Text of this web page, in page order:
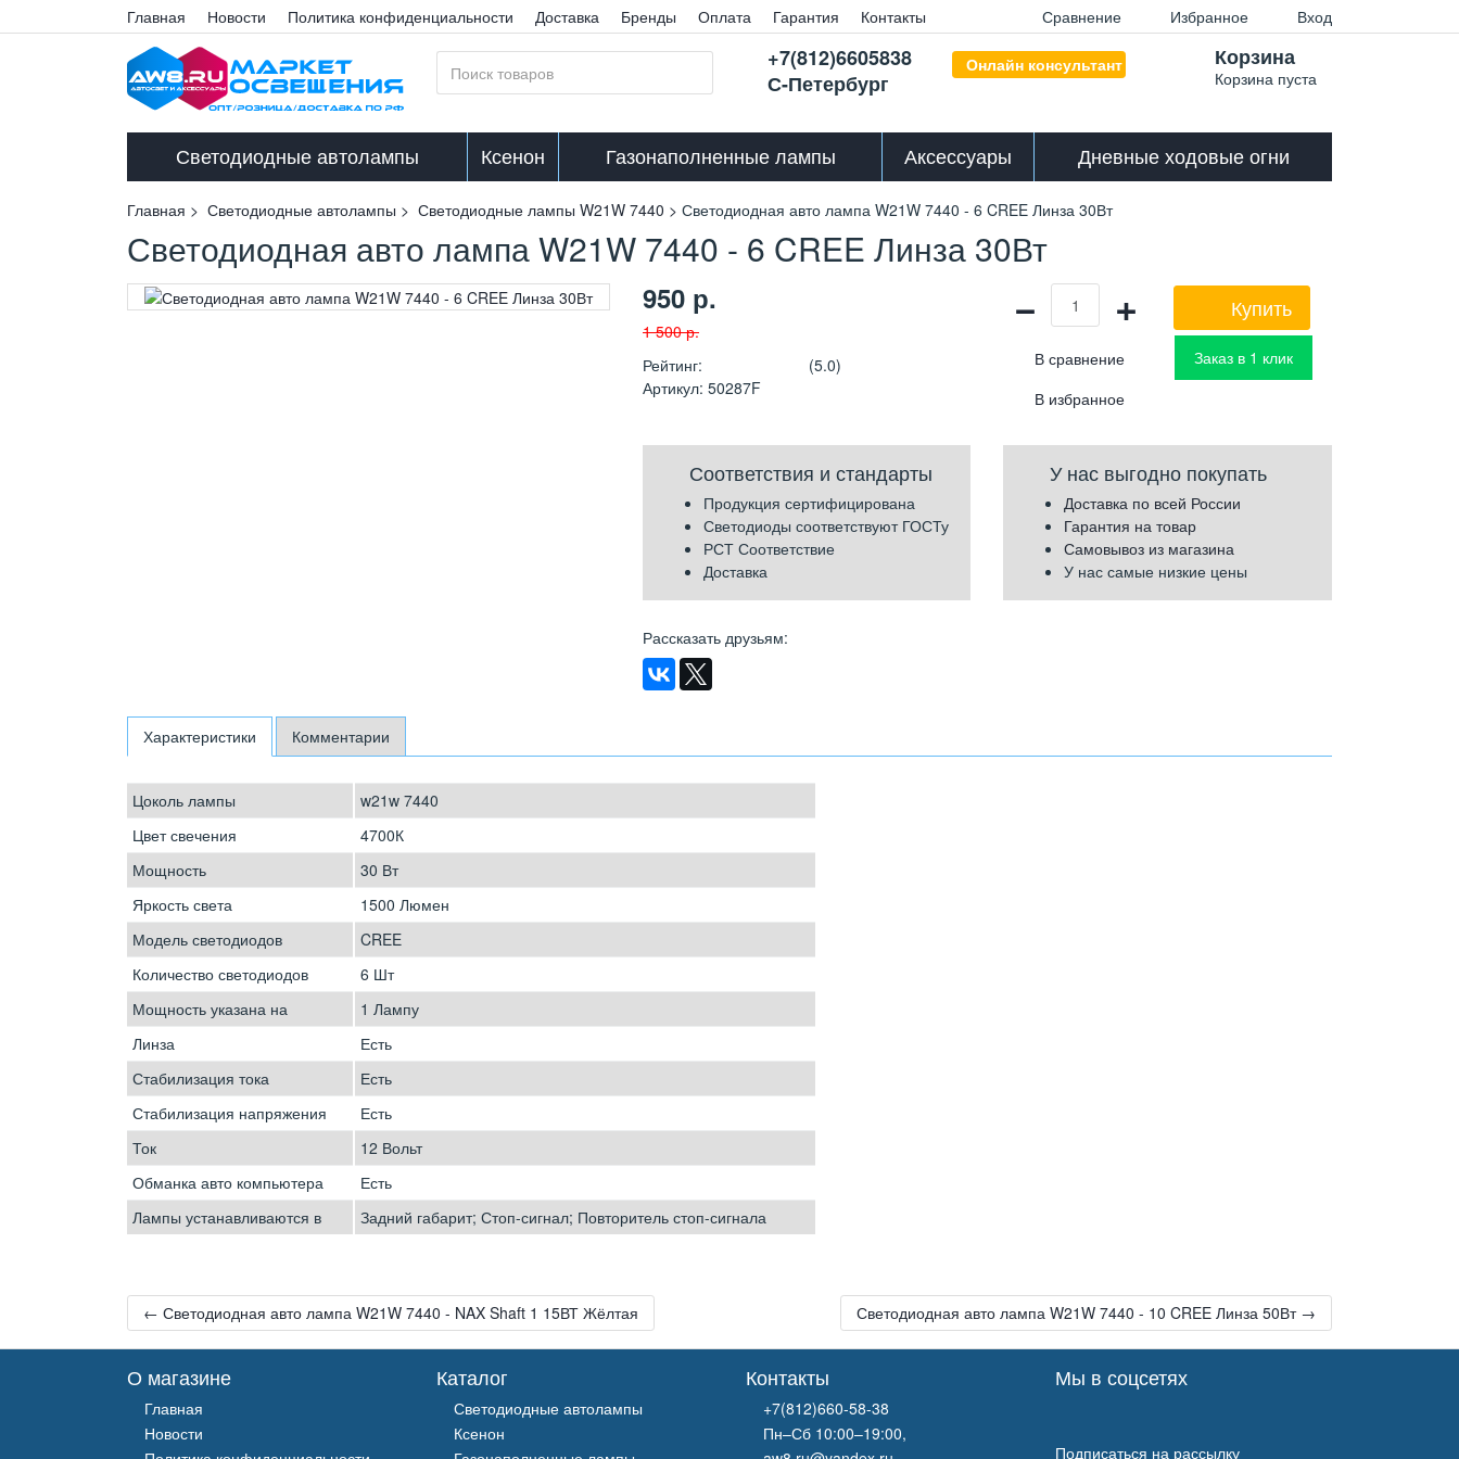
Главная Новости Политика конфиденциальности Доставка Бренды Оплата Гарантия Контакты Сравнение Избранное Вход
Корзина
Корзина пуста
+7(812)6605838
С-Петербург
Онлайн консультант
Светодиодные автолампы Ксенон Газонаполненные лампы Аксессуары Дневные ходовые огни
Главная Светодиодные автолампы Светодиодные лампы W21W 7440 Светодиодная авто лампа W21W 7440 - 6 CREE Линза 30Вт
Светодиодная авто лампа W21W 7440 - 6 CREE Линза 30Вт
950 р.
1 500р.
Рейтинг:
(5.0)
Артикул: 50287F
− + Купить
Заказ в 1 клик
Соответствия и стандарты
Продукция сертифицирована
Светодиоды соответствуют ГОСТу
РСТ Соответствие
Доставка
У нас выгодно покупать
Доставка по всей России
Гарантия на товар
Самовывоз из магазина
У нас самые низкие цены
Рассказать друзьям:
Характеристики Комментарии
Цоколь лампы
w21w 7440
Цвет свечения
4700К
Мощность
30 Вт
Яркость света
1500 Люмен
Модель светодиодов
CREE
Количество светодиодов
6 Шт
Мощность указана на
1 Лампу
Линза
Есть
Стабилизация тока
Есть
Стабилизация напряжения
Есть
Ток
12 Вольт
Обманка авто компьютера
Есть
Лампы устанавливаются в
Задний габарит; Стоп-сигнал; Повторитель стоп-сигнала
← Светодиодная авто лампа W21W 7440 - NAX Shaft 1 15ВТ Жёлтая Светодиодная авто лампа W21W 7440 - 10 CREE Линза 50Вт →
О магазине
Главная
Новости
Каталог
Светодиодные автолампы
Ксенон
Контакты
+7(812)660-58-38
Пн–Сб 10:00–19:00,
Мы в соцсетях
Подписаться на рассылку